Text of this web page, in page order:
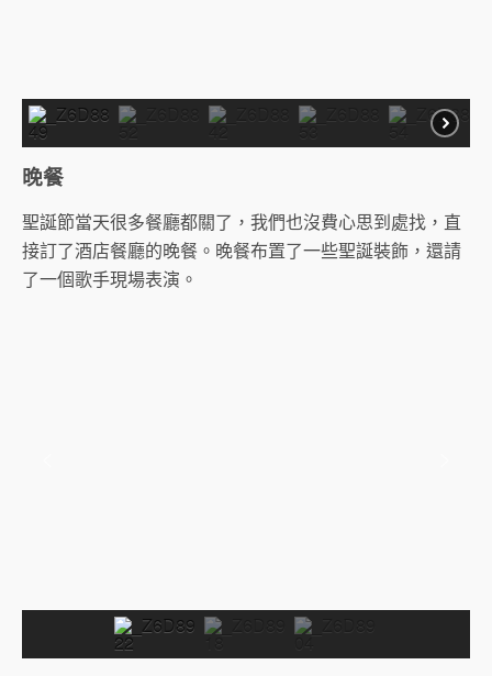
晚餐
聖誕節當天很多餐廳都關了，我們也沒費心思到處找，直
接訂了酒店餐廳的晚餐。晚餐布置了一些聖誕裝飾，還請
了一個歌手現場表演。